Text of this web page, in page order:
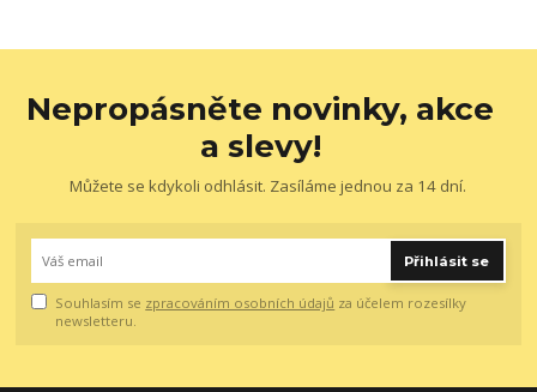
Nepropásněte novinky, akce
a slevy!
Můžete se kdykoli odhlásit. Zasíláme jednou za 14 dní.
Přihlásit se
Souhlasím se zpracováním osobních údajů za účelem rozesílky
newsletteru.